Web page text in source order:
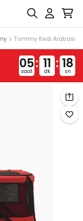
Tommy Kedi Arabası
05
saat
: 11
dk
: 17
sn